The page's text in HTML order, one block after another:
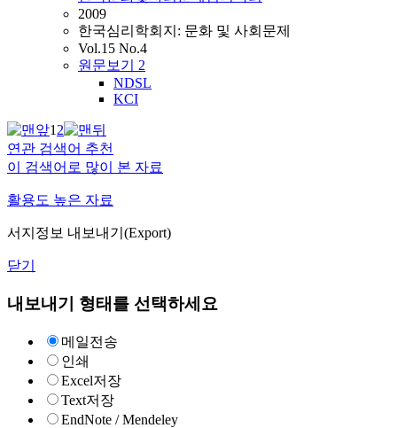
2009
한국심리학회지: 문화 및 사회문제
Vol.15 No.4
원문보기 2
NDSL
KCI
12
연관 검색어 추천
이 검색어로 많이 본 자료
활용도 높은 자료
서지정보 내보내기(Export)
닫기
내보내기 형태를 선택하세요
메일전송
인쇄
Excel저장
Text저장
EndNote / Mendeley